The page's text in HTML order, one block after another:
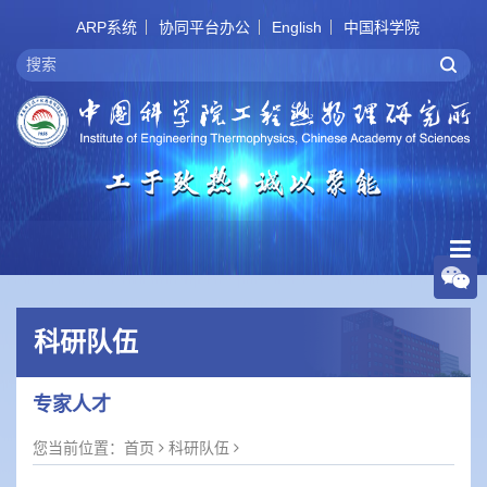
ARP系统 协同平台办公 English 中国科学院
科研队伍
专家人才
您当前位置： 首页 科研队伍